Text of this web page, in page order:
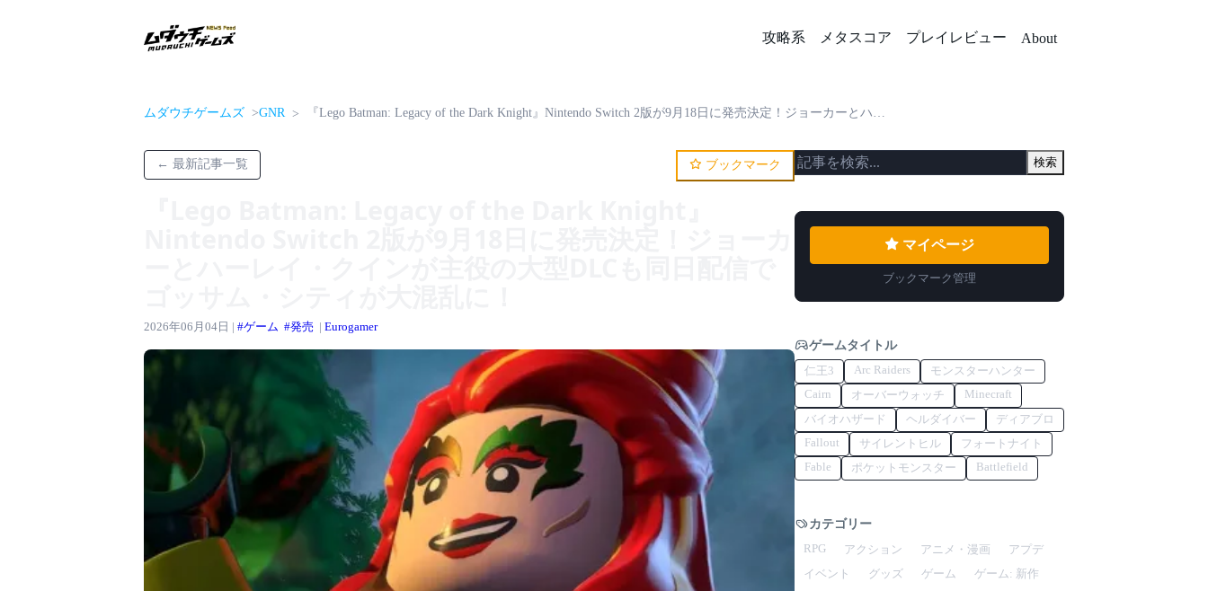
攻略系 メタスコア プレイレビュー About
ムダウチゲームズ GNR 『Lego Batman: Legacy of the Dark Knight』Nintendo Switch 2版が9月18日に発売決定！ジョーカーとハーレイ・クインが主役の大型DLCも同日配信でゴッサム・シティが大混乱に！
← 最新記事一覧 ブックマーク
2026年06月04日 | #ゲーム #発売 |Eurogamer
検索
マイページ
ブックマーク管理
ゲームタイトル
仁王3 Arc Raiders
モンスターハンター
Cairn
オーバーウォッチ
Minecraft
バイオハザード
ヘルダイバー
ディアブロ
Fallout
サイレントヒル
フォートナイト
Fable
ポケットモンスター Battlefield
カテゴリー
RPG アクション アニメ・漫画
アプデ
イベント
グッズ ゲーム
ゲーム: 新作